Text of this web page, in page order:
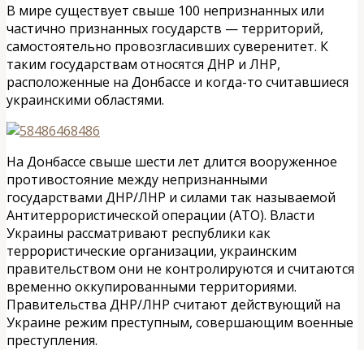
В мире существует свыше 100 непризнанных или
частично признанных государств — территорий,
самостоятельно провозгласивших суверенитет. К
таким государствам относятся ДНР и ЛНР,
расположенные на Донбассе и когда-то считавшиеся
украинскими областями.
На Донбассе свыше шести лет длится вооруженное
противостояние между непризнанными
государствами ДНР/ЛНР и силами так называемой
Антитеррористической операции (АТО). Власти
Украины рассматривают республики как
террористические организации, украинским
правительством они не контролируются и считаются
временно оккупированными территориями.
Правительства ДНР/ЛНР считают действующий на
Украине режим преступным, совершающим военные
преступления.